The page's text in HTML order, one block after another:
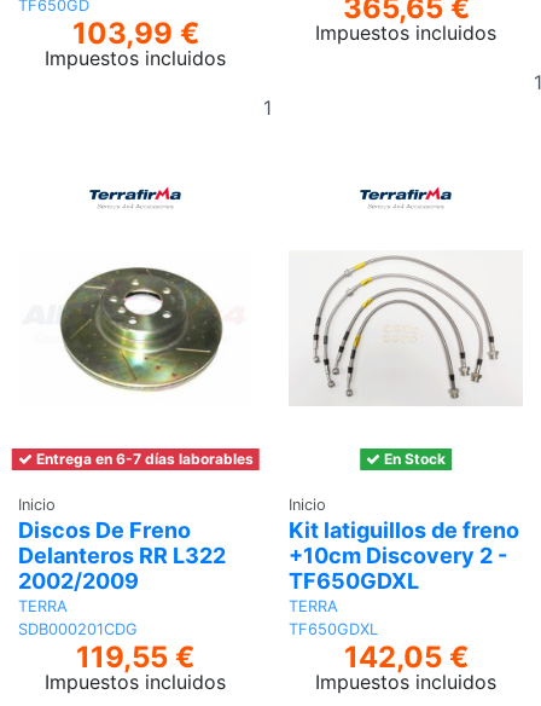
TF650GD
103,99 €
Impuestos incluidos
365,65 €
Impuestos incluidos
Entrega en 6-7 días laborables
Inicio
Discos De Freno
Delanteros RR L322
2002/2009
TERRA
SDB000201CDG
119,55 €
Impuestos incluidos
En Stock
Inicio
Kit latiguillos de freno
+10cm Discovery 2 -
TF650GDXL
TERRA
TF650GDXL
142,05 €
Impuestos incluidos